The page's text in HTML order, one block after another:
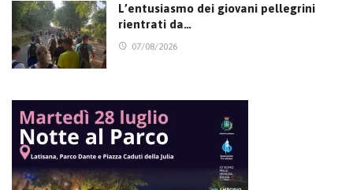
L’entusiasmo dei giovani pellegrini
rientrati da…
07/08/2026